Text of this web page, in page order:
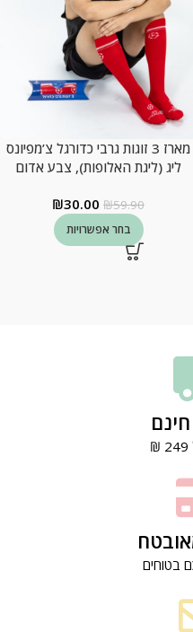
מארז 3 זוגות גרבי כדורגל צ’מפיונס
ליג (ליגת האלופות), צבע אדום
₪59.90
₪30.00
בחר אפשרויות
בטוחים